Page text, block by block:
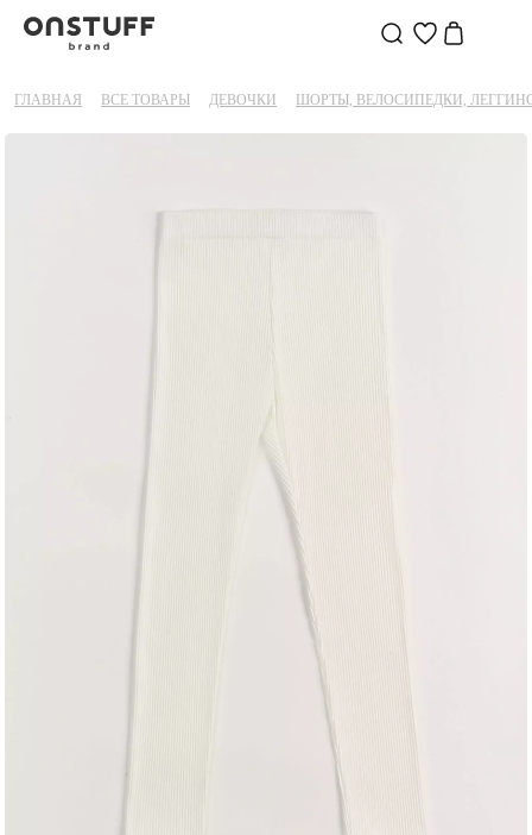
ГЛАВНАЯ ВСЕ ТОВАРЫ ДЕВОЧКИ ШОРТЫ, ВЕЛОСИПЕДКИ,